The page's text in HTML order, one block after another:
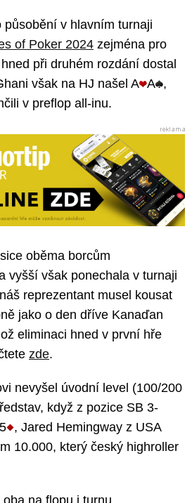
působění v hlavním turnaji
of Poker 2024 zejména pro
při druhém rozdání dostal
však na HJ našel A A ,
v preflop all-inu.
sice oběma borcům
vyšší však ponechala v turnaji
reprezentant musel kousat
jako o den dříve Kanaďan
eliminaci hned v první hře
zde.
nevyšel úvodní level (100/200
když z pozice SB 3-
5 , Jared Hemingway z USA
10.000, který český highroller
oba na flopu i turnu